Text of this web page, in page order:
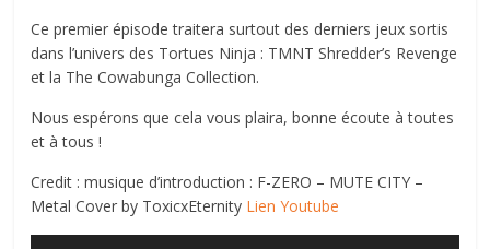
Ce premier épisode traitera surtout des derniers jeux sortis
dans l’univers des Tortues Ninja : TMNT Shredder’s Revenge
et la The Cowabunga Collection.
Nous espérons que cela vous plaira, bonne écoute à toutes
et à tous !
Credit : musique d’introduction : F-ZERO – MUTE CITY –
Metal Cover by ToxicxEternity Lien Youtube